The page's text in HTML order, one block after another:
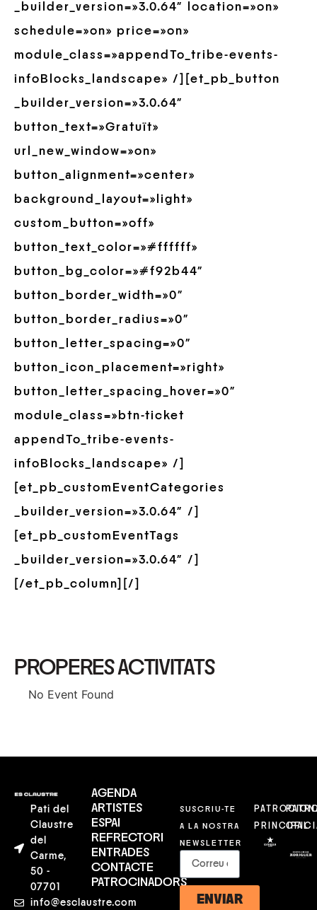
_builder_version=»3.0.64″ location=»on»
schedule=»on» price=»on»
module_class=»appendTo_tribe-events-
infoBlocks_landscape» /][et_pb_button
_builder_version=»3.0.64″
button_text=»Gratuït»
url_new_window=»on»
button_alignment=»center»
background_layout=»light»
custom_button=»off»
button_text_color=»#ffffff»
button_bg_color=»#f92b44″
button_border_width=»0″
button_border_radius=»0″
button_letter_spacing=»0″
button_icon_placement=»right»
button_letter_spacing_hover=»0″
module_class=»btn-ticket
appendTo_tribe-events-
infoBlocks_landscape» /]
[et_pb_customEventCategories
_builder_version=»3.0.64″ /]
[et_pb_customEventTags
_builder_version=»3.0.64″ /]
[/et_pb_column][/]
PROPERES ACTIVITATS
No Event Found
Pati del
Claustre
del
Carme,
50 -
07701
info@esclaustre.com
AGENDA
ARTISTES
ESPAI
REFRECTORI
ENTRADES
CONTACTE
PATROCINADORS
SUSCRIU-TE
A LA NOSTRA
NEWSLETTER
ENVIAR
PRINCIPAL